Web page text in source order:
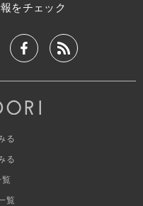
をチェック
る
る
覧